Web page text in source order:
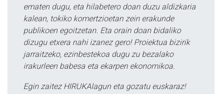
ematen dugu, eta hilabetero doan duzu aldizkaria
kalean, tokiko komertzioetan zein erakunde
publikoen egoitzetan. Eta orain doan bidaliko
dizugu etxera nahi izanez gero! Proiektua bizirik
jarraitzeko, ezinbestekoa dugu zu bezalako
irakurleen babesa eta ekarpen ekonomikoa.
Egin zaitez HIRUKAlagun eta gozatu euskaraz!